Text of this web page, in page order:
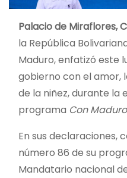
Palacio de Miraflores,
la República
Maduro, enfatizó este
gobierno con el amor,
de la niñez, durante la
programa Con
En sus declaraciones,
número 86 de su
Mandatario nacional